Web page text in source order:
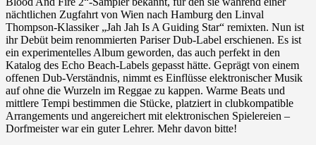
nächtlichen Zugfahrt von Wien nach Hamburg den Linval
Thompson-Klassiker „Jah Jah Is A Guiding Star“ remixten. Nun ist
ihr Debüt beim renommierten Pariser Dub-Label erschienen. Es ist
ein experimentelles Album geworden, das auch perfekt in den
Katalog des Echo Beach-Labels gepasst hätte. Geprägt von einem
offenen Dub-Verständnis, nimmt es Einflüsse elektronischer Musik
auf ohne die Wurzeln im Reggae zu kappen. Warme Beats und
mittlere Tempi bestimmen die Stücke, platziert in clubkompatible
Arrangements und angereichert mit elektronischen Spielereien –
Dorfmeister war ein guter Lehrer. Mehr davon bitte!